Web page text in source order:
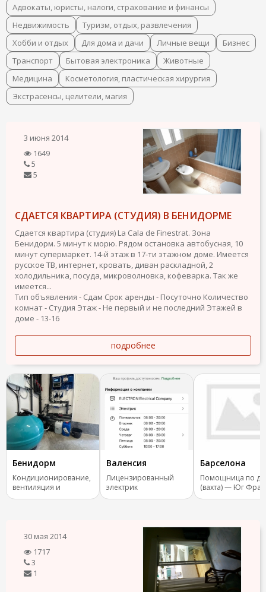
Адвокаты, юристы, налоги, страхование и финансы
Недвижимость
Туризм, отдых, развлечения
Хобби и отдых
Для дома и дачи Личные вещи
Бизнес
Транспорт
Бытовая электроника
Животные
Медицина
Косметология, пластическая хирургия
Экстрасенсы, целители, магия
3 июня 2014
1649
5
5
СДАЕТСЯ КВАРТИРА (СТУДИЯ) В БЕНИДОРМЕ
Сдается квартира (студия) La Cala de Finestrat. Зона
Бенидорм. 5 минут к морю. Рядом остановка автобусная, 10
минут супермаркет. 14-й этаж в 17-ти этажном доме. Имеется
русское ТВ, интернет, кровать, диван раскладной, 2
холодильника, посуда, микроволновка, кофеварка. Так же
имеется...
Тип объявления - Сдам Срок аренды - Посуточно Количество
комнат - Студия Этаж - Не первый и не последний Этажей в
доме - 13-16
подробнее
Бенидорм
Кондиционирование,
вентиляция и
отопление.
Валенсия
Лицензированный
электрик
Барселона
Помощница по
(вахта) — Юг
30 мая 2014
1717
3
1